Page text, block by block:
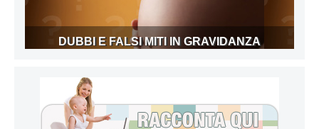
DUBBI E FALSI MITI IN GRAVIDANZA